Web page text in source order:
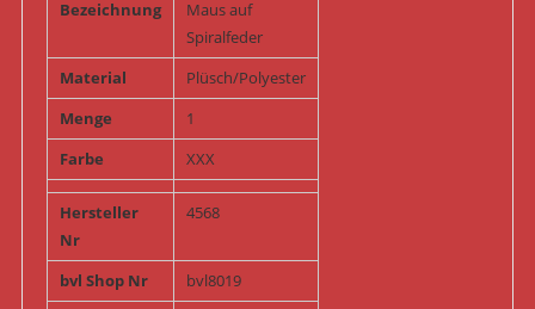
Bezeichnung
Maus auf
Spiralfeder
Material
Plüsch/Polyester
Menge
1
Farbe
XXX
Hersteller
Nr
4568
bvl Shop Nr
bvl8019